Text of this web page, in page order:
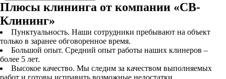
Плюсы клининга от компании «СВ-
Клининг»
Пунктуальность. Наши сотрудники пребывают на объект
только в заранее обговоренное время.
Большой опыт. Средний опыт работы наших клинеров –
более 5 лет.
Высокое качество. Мы следим за качеством выполняемых
работ и готовы исправить возможные недостатки.